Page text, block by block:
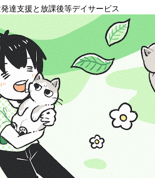
達支援と放課後等デイサービス